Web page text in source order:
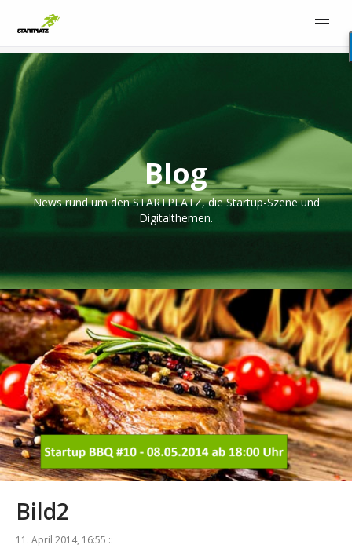
Blog
News rund um den STARTPLATZ, die Startup-Szene und
Digitalthemen.
Bild2
11. April 2014, 16:55 ::